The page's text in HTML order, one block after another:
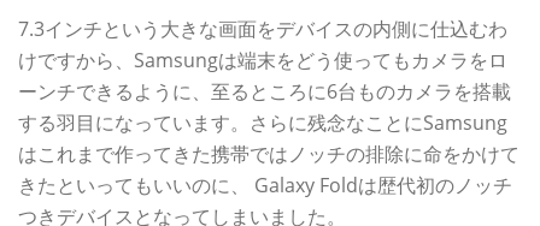
7.3インチという大きな画面をデバイスの内側に仕込むわ
けですから、Samsungは端末をどう使ってもカメラをロ
ーンチできるように、至るところに6台ものカメラを搭載
する羽目になっています。さらに残念なことにSamsung
はこれまで作ってきた携帯ではノッチの排除に命をかけて
きたといってもいいのに、 Galaxy Foldは歴代初のノッチ
つきデバイスとなってしまいました。